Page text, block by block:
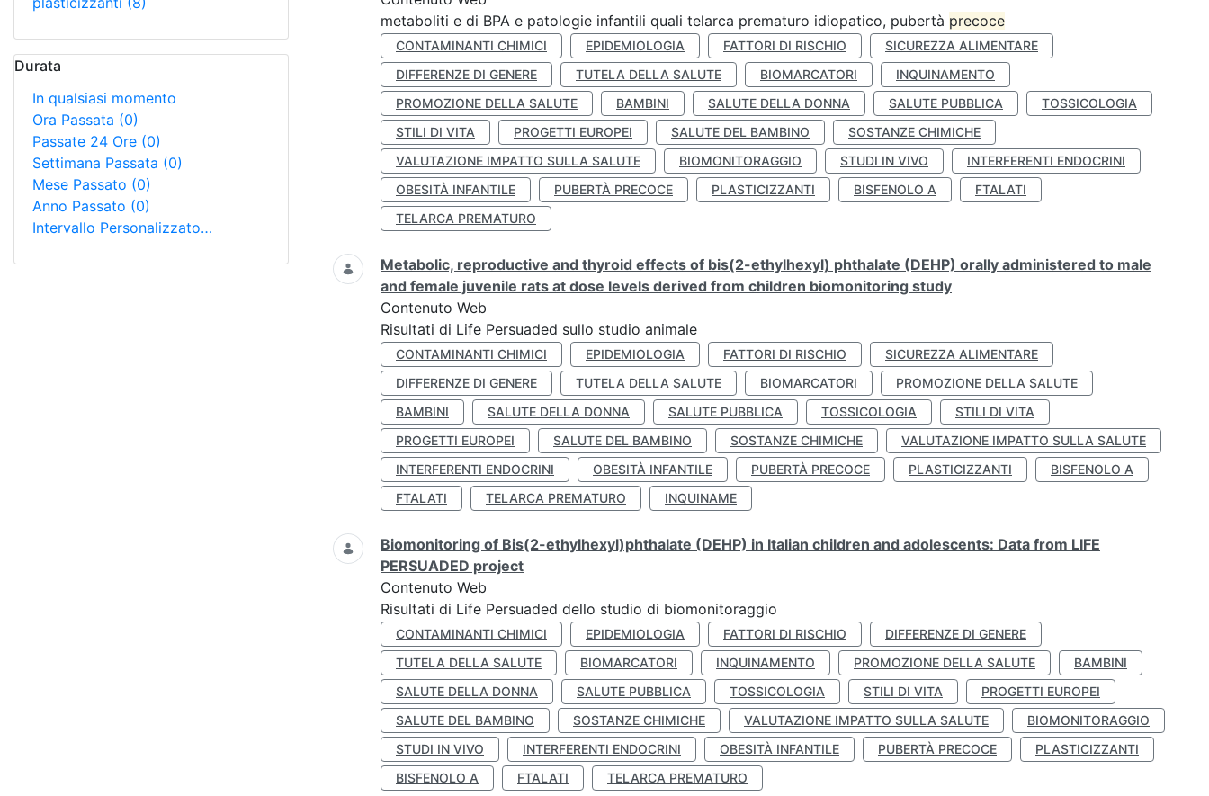
Durata
In qualsiasi momento
Ora Passata (0)
Passate 24 Ore (0)
Settimana Passata (0)
Mese Passato (0)
Anno Passato (0)
Intervallo Personalizzato…
metaboliti e di BPA e patologie infantili quali telarca prematuro idiopatico, pubertà precoce
CONTAMINANTI CHIMICI EPIDEMIOLOGIA FATTORI DI RISCHIO
SICUREZZA ALIMENTARE
DIFFERENZE DI GENERE
TUTELA DELLA SALUTE BIOMARCATORI
INQUINAMENTO
PROMOZIONE DELLA SALUTE
BAMBINI SALUTE DELLA DONNA SALUTE PUBBLICA
TOSSICOLOGIA
STILI DI VITA
PROGETTI EUROPEI SALUTE DEL BAMBINO
SOSTANZE CHIMICHE
VALUTAZIONE IMPATTO SULLA SALUTE
BIOMONITORAGGIO STUDI IN VIVO
INTERFERENTI ENDOCRINI
OBESITÀ INFANTILE
PUBERTÀ PRECOCE PLASTICIZZANTI BISFENOLO A
FTALATI
TELARCA PREMATURO
Metabolic, reproductive and thyroid effects of bis(2-ethylhexyl) phthalate (DEHP) orally administered to male
and female juvenile rats at dose levels derived from children biomonitoring study
Contenuto Web
Risultati di Life Persuaded sullo studio animale
CONTAMINANTI CHIMICI EPIDEMIOLOGIA FATTORI DI RISCHIO
SICUREZZA ALIMENTARE
DIFFERENZE DI GENERE
TUTELA DELLA SALUTE BIOMARCATORI
PROMOZIONE DELLA SALUTE
BAMBINI
SALUTE DELLA DONNA SALUTE PUBBLICA TOSSICOLOGIA
STILI DI VITA
PROGETTI EUROPEI
SALUTE DEL BAMBINO SOSTANZE CHIMICHE
VALUTAZIONE IMPATTO SULLA SALUTE
INTERFERENTI ENDOCRINI
OBESITÀ INFANTILE PUBERTÀ PRECOCE PLASTICIZZANTI
BISFENOLO A
FTALATI
TELARCA PREMATURO INQUINAME
Biomonitoring of Bis(2-ethylhexyl)phthalate (DEHP) in Italian children and adolescents: Data from LIFE
PERSUADED project
Contenuto Web
Risultati di Life Persuaded dello studio di biomonitoraggio
CONTAMINANTI CHIMICI EPIDEMIOLOGIA FATTORI DI RISCHIO
DIFFERENZE DI GENERE
TUTELA DELLA SALUTE
BIOMARCATORI INQUINAMENTO PROMOZIONE DELLA SALUTE
BAMBINI
SALUTE DELLA DONNA
SALUTE PUBBLICA TOSSICOLOGIA STILI DI VITA
PROGETTI EUROPEI
SALUTE DEL BAMBINO
SOSTANZE CHIMICHE VALUTAZIONE IMPATTO SULLA SALUTE
BIOMONITORAGGIO
STUDI IN VIVO
INTERFERENTI ENDOCRINI OBESITÀ INFANTILE PUBERTÀ PRECOCE
PLASTICIZZANTI
BISFENOLO A
FTALATI TELARCA PREMATURO